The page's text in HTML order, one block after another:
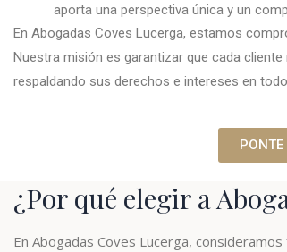
aporta una perspectiva única y un
En Abogadas Coves Lucerga, estamos
Nuestra misión es garantizar que cada
respaldando sus derechos e intereses en
¿Por qué elegir a
En Abogadas Coves Lucerga,